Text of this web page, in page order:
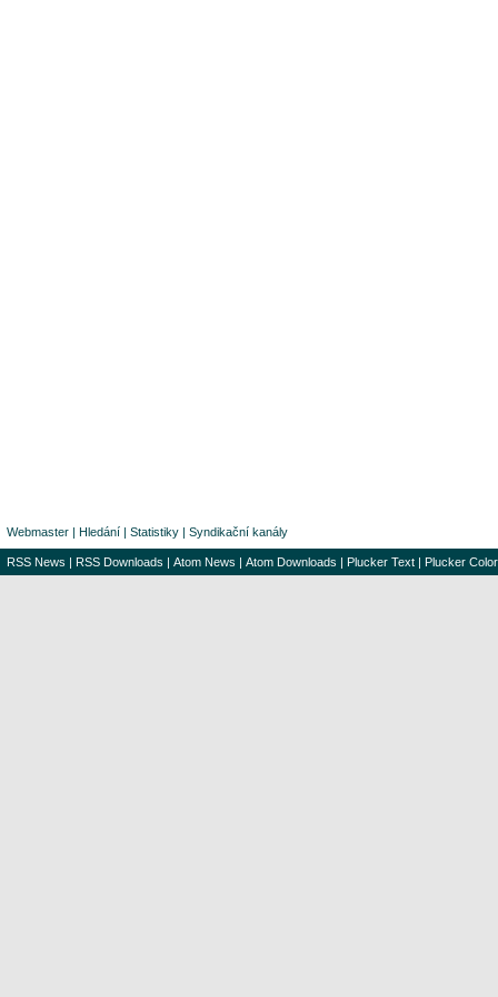
Webmaster | Hledání | Statistiky | Syndikační kanály
RSS News | RSS Downloads | Atom News | Atom Downloads | Plucker Text | Plucker Color